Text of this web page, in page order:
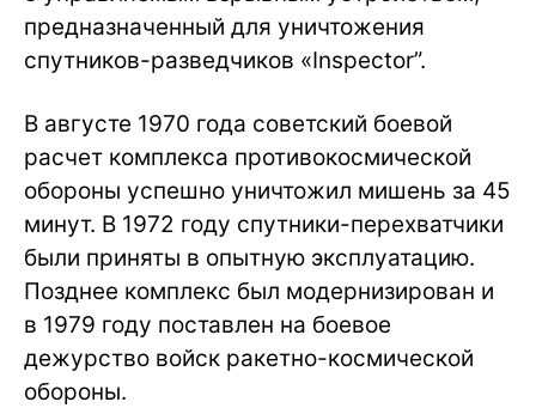
предназначенный для уничтожения
спутников-разведчиков «Inspector”.
В августе 1970 года советский боевой
расчет комплекса противокосмической
обороны успешно уничтожил мишень за 45
минут. В 1972 году спутники-перехватчики
были приняты в опытную эксплуатацию.
Позднее комплекс был модернизирован и
в 1979 году поставлен на боевое
дежурство войск ракетно-космической
обороны.